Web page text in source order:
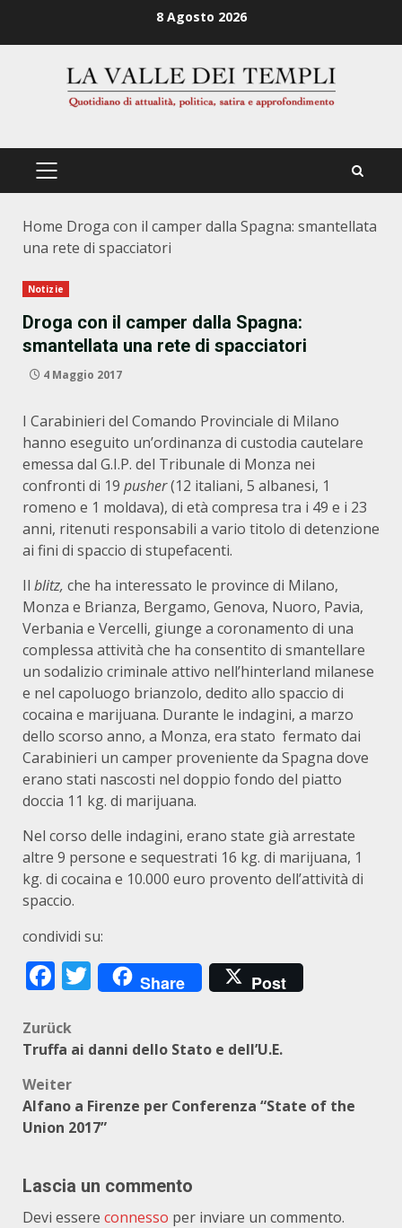
8 Agosto 2026
PRIMÄRES
Home Droga con il camper dalla Spagna: smantellata
una rete di spacciatori
Notizie
Droga con il camper dalla Spagna:
smantellata una rete di spacciatori
4 Maggio 2017
I Carabinieri del Comando Provinciale di Milano
hanno eseguito un’ordinanza di custodia cautelare
emessa dal G.I.P. del Tribunale di Monza nei
confronti di 19 pusher(12 italiani, 5 albanesi, 1
romeno e 1 moldava), di età compresa tra i 49 e i 23
anni, ritenuti responsabili a vario titolo di detenzione
ai fini di spaccio di stupefacenti.
Il blitz, che ha interessato le province di Milano,
Monza e Brianza, Bergamo, Genova, Nuoro, Pavia,
Verbania e Vercelli, giunge a coronamento di una
complessa attività che ha consentito di smantellare
un sodalizio criminale attivo nell’hinterland milanese
e nel capoluogo brianzolo, dedito allo spaccio di
cocaina e marijuana. Durante le indagini, a marzo
dello scorso anno, a Monza, era stato fermato dai
Carabinieri un camper proveniente da Spagna dove
erano stati nascosti nel doppio fondo del piatto
doccia 11 kg. di marijuana.
Nel corso delle indagini, erano state già arrestate
altre 9 persone e sequestrati 16 kg. di marijuana, 1
kg. di cocaina e 10.000 euro provento dell’attività di
spaccio.
condividi su:
Facebook
Twitter
Share Post
Beitragsnavigation
Zurück
Truffa ai danni dello Stato e dell’U.E.
Weiter
Alfano a Firenze per Conferenza “State of the
Union 2017”
Lascia un commento
Devi essere connesso per inviare un commento.